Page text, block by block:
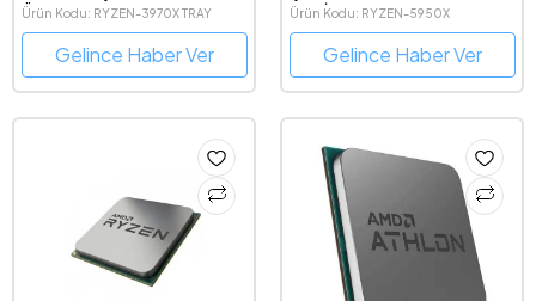
Önbellek Soket sTRX4 Tray
İşlemci
Ürün Kodu: RYZEN-3970X TRAY
Gelince Haber Ver
AM4 İşlemci
Ürün Kodu: RYZEN-5950X
Gelince Haber Ver